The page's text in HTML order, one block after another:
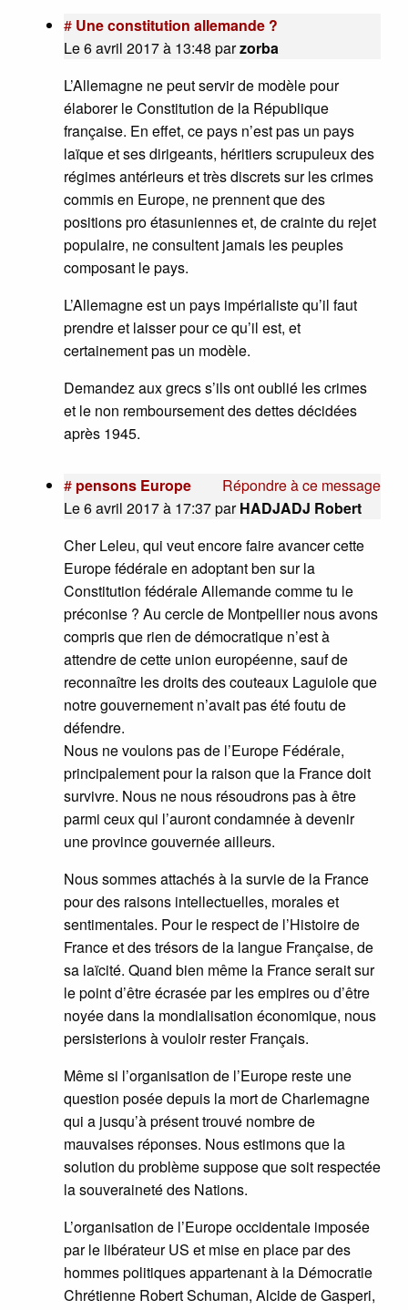
# Une constitution allemande ?
Le 6 avril 2017 à 13:48 parzorba
L’Allemagne ne peut servir de modèle pour
élaborer le Constitution de la République
française. En effet, ce pays n’est pas un pays
laïque et ses dirigeants, héritiers scrupuleux des
régimes antérieurs et très discrets sur les crimes
commis en Europe, ne prennent que des
positions pro étasuniennes et, de crainte du rejet
populaire, ne consultent jamais les peuples
composant le pays.
L’Allemagne est un pays impérialiste qu’il faut
prendre et laisser pour ce qu’il est, et
certainement pas un modèle.
Demandez aux grecs s’ils ont oublié les crimes
et le non remboursement des dettes décidées
après 1945.
Répondre à ce message
# pensons Europe
Le 6 avril 2017 à 17:37parHADJADJ Robert
Cher Leleu, qui veut encore faire avancer cette
Europe fédérale en adoptant ben sur la
Constitution fédérale Allemande comme tu le
préconise ? Au cercle de Montpellier nous avons
compris que rien de démocratique n’est à
attendre de cette union européenne, sauf de
reconnaître les droits des couteaux Laguiole que
notre gouvernement n’avait pas été foutu de
défendre.
Nous ne voulons pas de l’Europe Fédérale,
principalement pour la raison que la France doit
survivre. Nous ne nous résoudrons pas à être
parmi ceux qui l’auront condamnée à devenir
une province gouvernée ailleurs.
Nous sommes attachés à la survie de la France
pour des raisons intellectuelles, morales et
sentimentales. Pour le respect de l’Histoire de
France et des trésors de la langue Française, de
sa laïcité. Quand bien même la France serait sur
le point d’être écrasée par les empires ou d’être
noyée dans la mondialisation économique, nous
persisterions à vouloir rester Français.
Même si l’organisation de l’Europe reste une
question posée depuis la mort de Charlemagne
qui a jusqu’à présent trouvé nombre de
mauvaises réponses. Nous estimons que la
solution du problème suppose que soit respectée
la souveraineté des Nations.
L’organisation de l’Europe occidentale imposée
par le libérateur US et mise en place par des
hommes politiques appartenant à la Démocratie
Chrétienne Robert Schuman, Alcide de Gasperi,